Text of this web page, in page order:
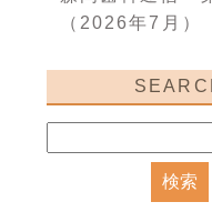
（2026年7月）